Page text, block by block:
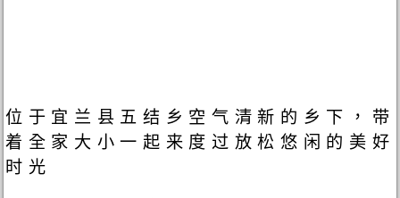
位于宜兰县五结乡空气清新的乡下，带
着全家大小一起来度过放松悠闲的美好
时光